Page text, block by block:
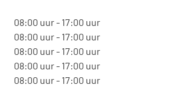
08:00 uur - 17:00 uur
08:00 uur - 17:00 uur
08:00 uur - 17:00 uur
08:00 uur - 17:00 uur
08:00 uur - 17:00 uur